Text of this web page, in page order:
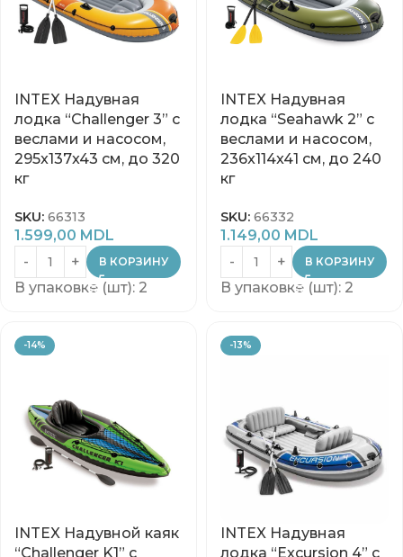
INTEX Надувная
лодка “Challenger 3” с
веслами и насосом,
295x137x43 см, до 320
кг
SKU: 66313
1.599,00 MDL
В КОРЗИНУ
В упаковке (шт): 2
INTEX Надувная
лодка “Seahawk 2” с
веслами и насосом,
236x114x41 см, до 240
кг
SKU: 66332
1.149,00 MDL
В КОРЗИНУ
В упаковке (шт): 2
-14%
INTEX Надувной каяк
“Challenger K1” с
-13%
INTEX Надувная
лодка “Excursion 4” с